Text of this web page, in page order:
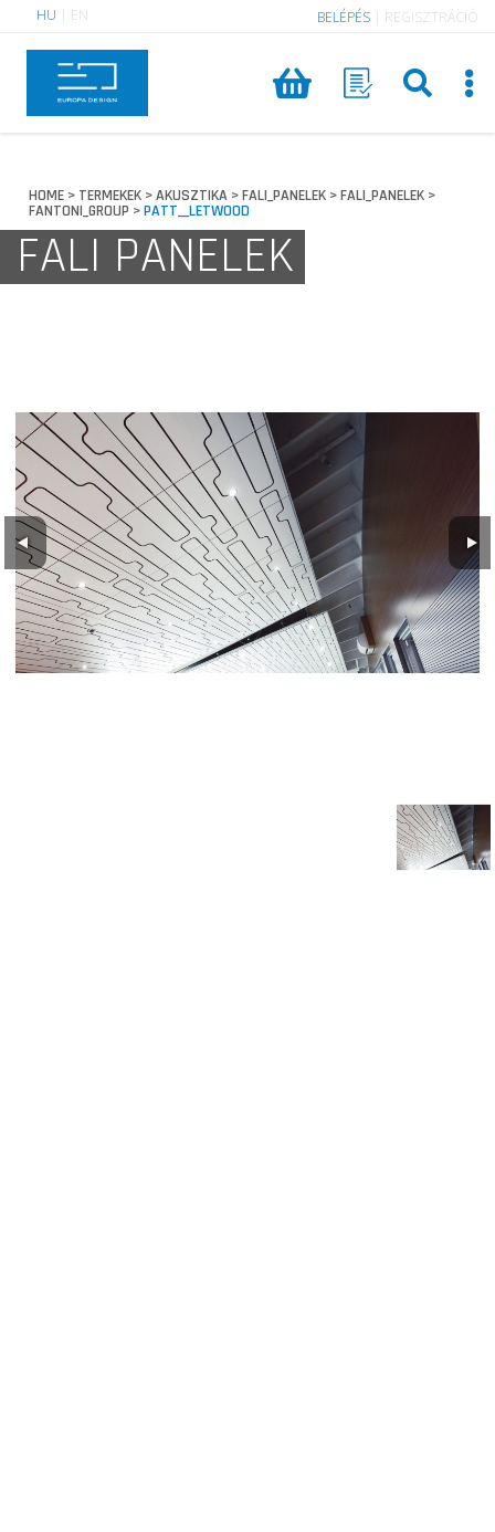
HU EN BELÉPÉS REGISZTRÁCIÓ
HOME > TERMEKEK >AKUSZTIKA >FALI_PANELEK >FALI_PANELEK >
FANTONI_GROUP >PATT__LETWOOD
FALI PANELEK